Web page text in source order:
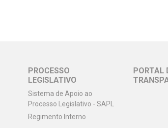
PROCESSO
LEGISLATIVO
Sistema de Apoio ao
Processo Legislativo - SAPL
Regimento Interno
PORTAL